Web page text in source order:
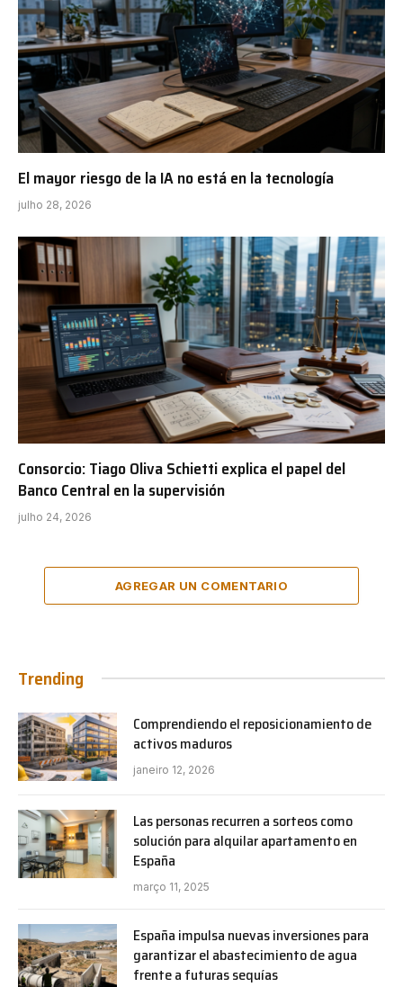
El mayor riesgo de la IA no está en la tecnología
julho 28, 2026
Consorcio: Tiago Oliva Schietti explica el papel del
Banco Central en la supervisión
julho 24, 2026
AGREGAR UN COMENTARIO
Trending
Comprendiendo el reposicionamiento de
activos maduros
janeiro 12, 2026
Las personas recurren a sorteos como
solución para alquilar apartamento en
España
março 11, 2025
España impulsa nuevas inversiones para
garantizar el abastecimiento de agua
frente a futuras sequías